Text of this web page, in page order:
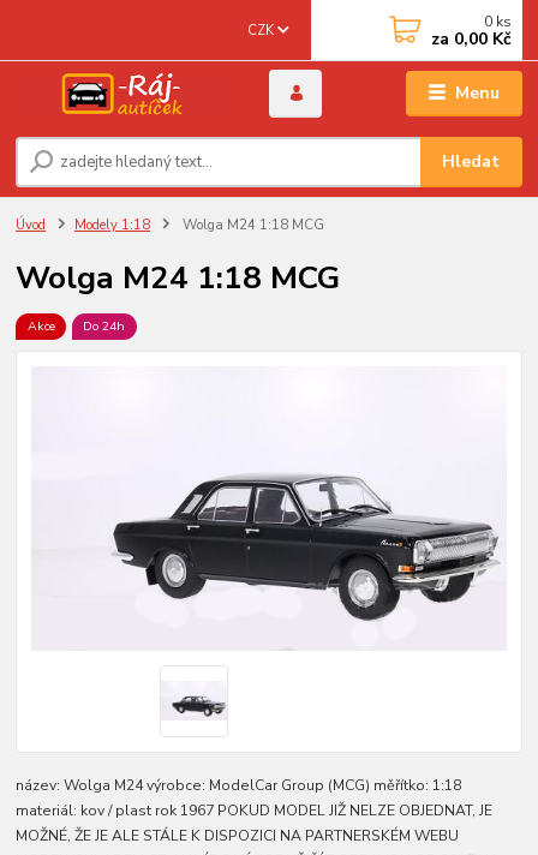
Menu
CZK
Hledat
0 ks
za 0,00 Kč
Úvod Modely 1:18 Wolga M24 1:18 MCG
Wolga M24 1:18 MCG
Akce Do 24h
název: Wolga M24 výrobce: ModelCar Group (MCG) měřítko: 1:18
materiál: kov / plast rok 1967 POKUD MODEL JIŽ NELZE OBJEDNAT, JE
MOŽNÉ, ŽE JE ALE STÁLE K DISPOZICI NA PARTNERSKÉM WEBU